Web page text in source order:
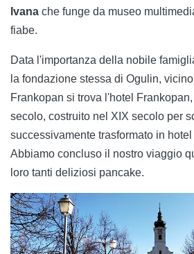
Ivana che funge da museo
fiabe.
Data l'importanza della nobile
la fondazione stessa di Ogulin,
Frankopan si trova l'hotel Frankopan,
secolo, costruito nel XIX secolo per
successivamente trasformato in hotel
Abbiamo concluso il nostro viaggio
loro tanti deliziosi pancake.